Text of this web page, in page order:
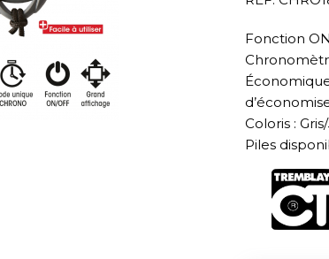
Fonction
Coloris :
Piles